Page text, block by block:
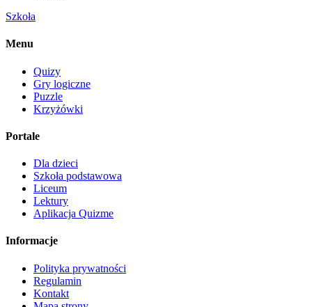
Szkoła
Menu
Quizy
Gry logiczne
Puzzle
Krzyżówki
Portale
Dla dzieci
Szkoła podstawowa
Liceum
Lektury
Aplikacja Quizme
Informacje
Polityka prywatności
Regulamin
Kontakt